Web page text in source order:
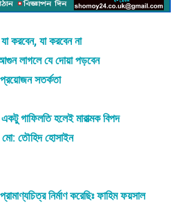
করবেন, যা করবেন না
লাগলে যে দোয়া পড়বেন
সতর্কতা
গাফিলতি হলেই মারাত্মক বিপদ
মো: তৌহিদ হোসাইন
নির্মাণ করেছিঃ ফাহিম ফয়সাল